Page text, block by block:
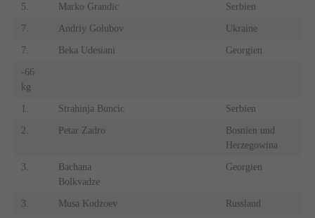
5. Marko Grandic Serbien
7. Andriy Golubov Ukraine
7. Beka Udesiani Georgien
-66
kg
1. Strahinja Buncic Serbien
2. Petar Zadro
Bosnien und
Herzegowina
3.
Bachana
Bolkvadze
Georgien
3. Musa Kodzoev Russland